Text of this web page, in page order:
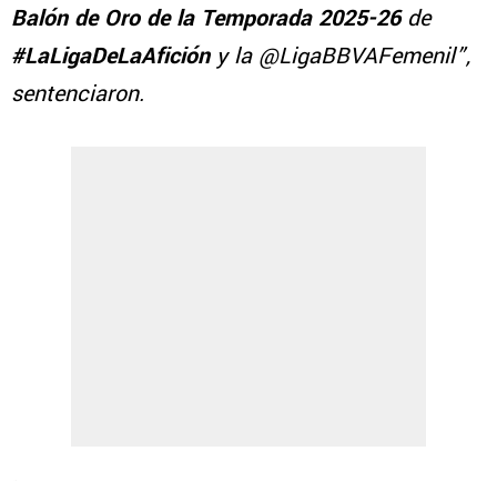
Balón de Oro de la Temporada 2025-26de
#LaLigaDeLaAficióny la @LigaBBVAFemenil”,
sentenciaron.